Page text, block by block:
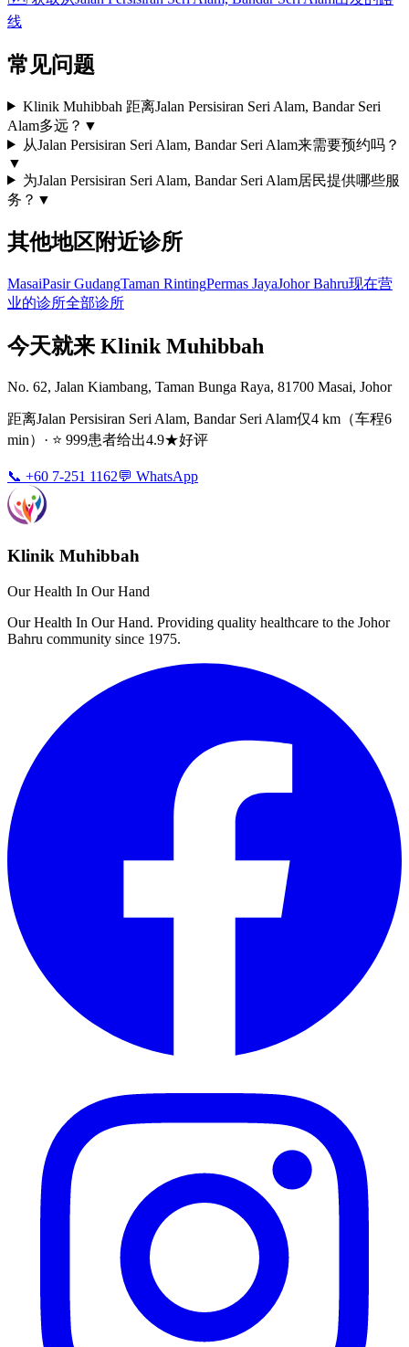
线
常见问题
Klinik Muhibbah 距离Jalan Persisiran Seri Alam, Bandar Seri
Alam多远？ ▼
从Jalan Persisiran Seri Alam, Bandar Seri Alam来需要预约吗？
▼
为Jalan Persisiran Seri Alam, Bandar Seri Alam居民提供哪些服
务？ ▼
其他地区附近诊所
MasaiPasir GudangTaman RintingPermas JayaJohor Bahru现在营
业的诊所全部诊所
今天就来 Klinik Muhibbah
No. 62, Jalan Kiambang, Taman Bunga Raya, 81700 Masai, Johor
距离Jalan Persisiran Seri Alam, Bandar Seri Alam仅4 km（车程6
min）· ⭐ 999患者给出4.9★好评
📞 +60 7-251 1162💬 WhatsApp
Klinik Muhibbah
Our Health In Our Hand
Our Health In Our Hand. Providing quality healthcare to the Johor
Bahru community since 1975.